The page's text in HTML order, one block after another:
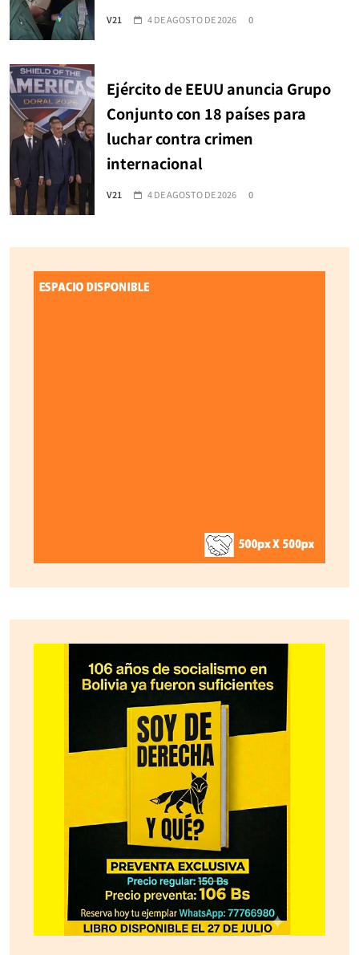
V21 4 DE AGOSTO DE 2026 0
Ejército de EEUU anuncia Grupo
Conjunto con 18 países para
luchar contra crimen
internacional
V21 4 DE AGOSTO DE 2026 0